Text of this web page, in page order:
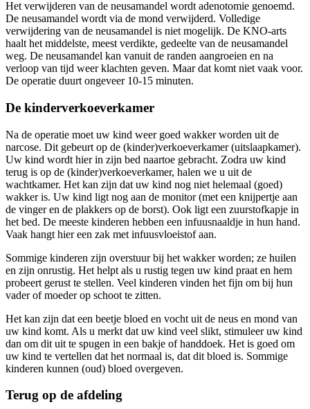
Het verwijderen van de neusamandel wordt adenotomie genoemd.
De neusamandel wordt via de mond verwijderd. Volledige
verwijdering van de neusamandel is niet mogelijk. De KNO-arts
haalt het middelste, meest verdikte, gedeelte van de neusamandel
weg. De neusamandel kan vanuit de randen aangroeien en na
verloop van tijd weer klachten geven. Maar dat komt niet vaak voor.
De operatie duurt ongeveer 10-15 minuten.
De kinderverkoeverkamer
Na de operatie moet uw kind weer goed wakker worden uit de
narcose. Dit gebeurt op de (kinder)verkoeverkamer (uitslaapkamer).
Uw kind wordt hier in zijn bed naartoe gebracht. Zodra uw kind
terug is op de (kinder)verkoeverkamer, halen we u uit de
wachtkamer. Het kan zijn dat uw kind nog niet helemaal (goed)
wakker is. Uw kind ligt nog aan de monitor (met een knijpertje aan
de vinger en de plakkers op de borst). Ook ligt een zuurstofkapje in
het bed. De meeste kinderen hebben een infuusnaaldje in hun hand.
Vaak hangt hier een zak met infuusvloeistof aan.
Sommige kinderen zijn overstuur bij het wakker worden; ze huilen
en zijn onrustig. Het helpt als u rustig tegen uw kind praat en hem
probeert gerust te stellen. Veel kinderen vinden het fijn om bij hun
vader of moeder op schoot te zitten.
Het kan zijn dat een beetje bloed en vocht uit de neus en mond van
uw kind komt. Als u merkt dat uw kind veel slikt, stimuleer uw kind
dan om dit uit te spugen in een bakje of handdoek. Het is goed om
uw kind te vertellen dat het normaal is, dat dit bloed is. Sommige
kinderen kunnen (oud) bloed overgeven.
Terug op de afdeling